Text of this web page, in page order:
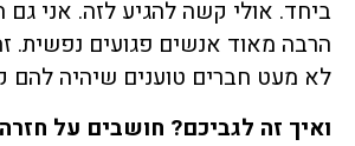
ביחד. אולי קשה להגיע לזה. אני גם
הרבה מאוד אנשים פגועים נפשית.
לא מעט חברים טוענים שיהיה להם
ואיך זה לגביכם? חושבים על